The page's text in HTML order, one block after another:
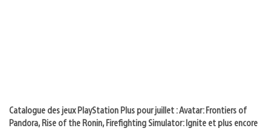
Catalogue des jeux PlayStation Plus pour juillet : Avatar: Frontiers of
Pandora, Rise of the Ronin, Firefighting Simulator: Ignite et plus encore